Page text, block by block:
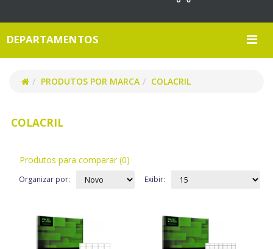
DEPARTAMENTOS
PRODUTOS POR MARCA COLACRIL
COLACRIL
Produtos para comparar (0)
Organizar por: Exibir: